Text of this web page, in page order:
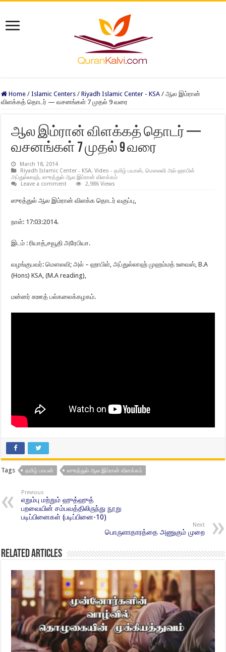
Home / Islamic Centers / Riyadh Islamic Center - KSA / ஆல இம்ரான்
விளக்கத் தொடர் — வசனங்கள் 7 முதல் 9 வரை
ஆல இம்ரான் விளக்கத் தொடர் —
வசனங்கள் 7 முதல் 9 வரை
March 18, 2014
Riyadh Islamic Center - KSA,Video - தமிழ் பயான்,மௌலவி அல் ஹாபிள்
அப்துல்லாஹ்,ஸுரத்துல் ஆல இம்ரான் விளக்கம்
Leave a comment
2,986 Views
ஸுரத்துல் ஆல இம்ரான் விளக்க தொடர் வகுப்பு,
நாள்: 17:03:2014.
இடம் : ரியாத்,சவூதி அரேபியா.
வழங்குபவர்: மௌலவி; அல் – ஹாபிள், அப்துல்லாஹ் முஹம்மத் உவைஸ், B.A
(Hons) KSA, (M.A reading),
மன்னர் சுஊத் பல்கலைக்கழகம்.
Tags தமிழ் பாயன் ஸுரத்துல் ஆல இம்ரான் விளக்கம்
Previous
எறும்பு மற்றும் ஹுத்ஹுத்
பறவையின் சம்பவத்திலிருந்து நூறு
படிப்பினைகள் (படிப்பினை-10)
Next
பொருளாதாரத்தை அணுகும் முறை
Related Articles